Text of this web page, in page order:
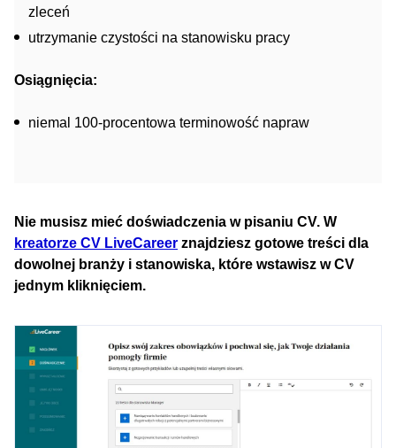
zleceń
utrzymanie czystości na stanowisku pracy
Osiągnięcia:
niemal 100-procentowa terminowość napraw
Nie musisz mieć doświadczenia w pisaniu CV. W
kreatorze CV LiveCareer znajdziesz gotowe treści dla
dowolnej branży i stanowiska, które wstawisz w CV
jednym kliknięciem.